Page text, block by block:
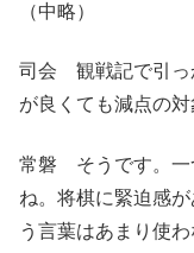
（中略）
司会 観戦記で引っ
が良くても減点の対
常磐 そうです。一
ね。将棋に緊迫感
う言葉はあまり使